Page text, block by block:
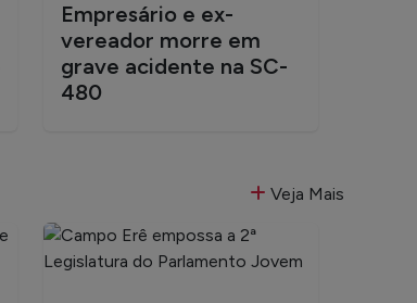
Empresário e ex-
vereador morre em
grave acidente na SC-
480
Veja Mais